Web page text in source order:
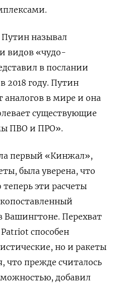
называл
видов «чудо-
в послании
2018 году. Путин
аналогов в мире и она
существующие
ПВО и ПРО».
первый «Кинжал»,
была уверена, что
эти расчеты
Вашингтоне. Перехват
способен
но и ракеты
что прежде считалось
добавил